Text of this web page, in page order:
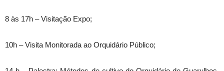
8 às 17h – Visitação Expo;
10h – Visita Monitorada ao Orquidário Público;